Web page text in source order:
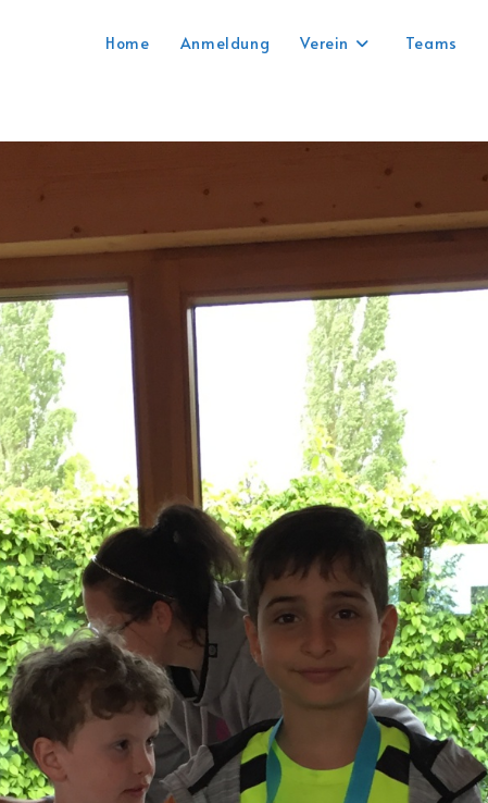
Home Anmeldung Verein Teams